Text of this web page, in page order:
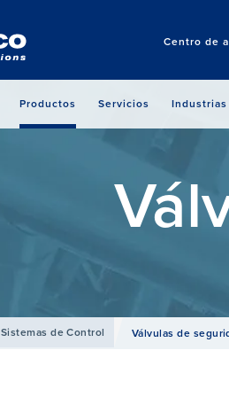
Centro de
Productos Servicios Industrias
Sistemas de Control Válvulas de